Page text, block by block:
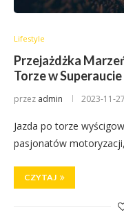
Lifestyle
Przejażdżka
Torze w Superaucie
przez admin 2023-11-27
Jazda po torze
pasjonatów
CZYTAJ